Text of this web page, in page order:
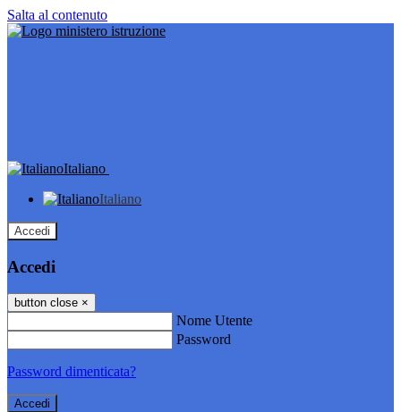
Salta al contenuto
Italiano
Italiano
Accedi
Accedi
button close ×
Nome Utente
Password
Password dimenticata?